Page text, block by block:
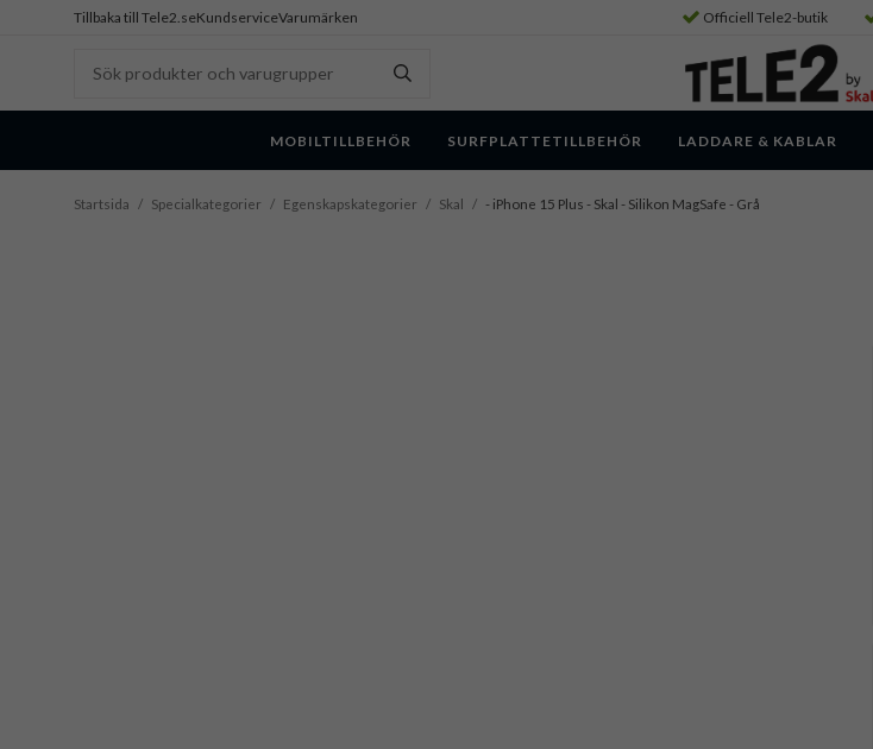
Tillbaka till Tele2.seKundserviceVarumärken Officiell Tele2-butik
MOBILTILLBEHÖR SURFPLATTETILLBEHÖR LADDARE & KABLAR
Startsida / Specialkategorier / Egenskapskategorier / Skal / - iPhone 15 Plus - Skal - Silikon MagSafe - Grå